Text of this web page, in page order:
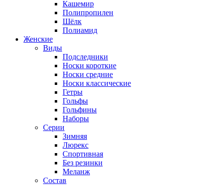
Кашемир
Полипропилен
Шёлк
Полиамид
Женские
Виды
Подследники
Носки короткие
Носки средние
Носки классические
Гетры
Гольфы
Гольфины
Наборы
Серии
Зимняя
Люрекс
Спортивная
Без резинки
Меланж
Состав